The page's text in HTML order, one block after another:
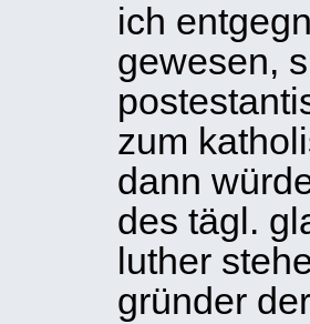
ich
gewesen,
zum
dann
des tägl.
luther
gründer